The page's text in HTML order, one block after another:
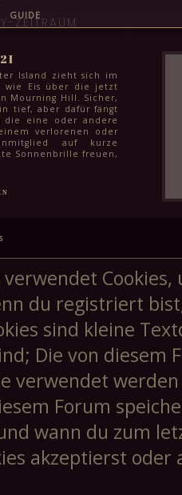
GUIDE
ZEITRAUM
Island zieht sich im
wie Eis über die jetzt
Mourning Hill. Sicher,
tief, aber dafür fängt
eine oder andere
verlorenen oder
auf kurze
Sonnenbrille freuen,
weiter und für die
Monaten
Finale ihrer
Mitte Juni kann aber
im Weg, wie schnell
Tragödie vergessen
verwendet
du registriert
sind kleine
Die von diesem
verwendet
Forum
wann du zum
akzeptierst oder